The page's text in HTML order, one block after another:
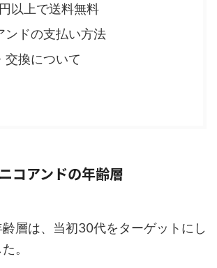
以上で送料無料
ンドの支払い方法
交換について
ニコアンドの年齢層
層は、当初30代をターゲットにし
。